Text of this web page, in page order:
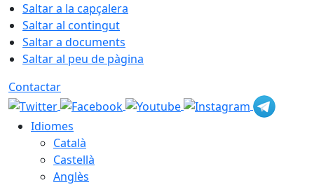
Saltar a la capçalera
Saltar al contingut
Saltar a documents
Saltar al peu de pàgina
Contactar
Idiomes
Català
Castellà
Anglès